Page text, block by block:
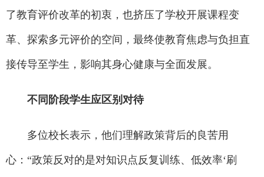
了教育评价改革的初衷，也挤压了学校开展课程变
革、探索多元评价的空间，最终使教育焦虑与负担直
接传导至学生，影响其身心健康与全面发展。
不同阶段学生应区别对待
多位校长表示，他们理解政策背后的良苦用
心：“政策反对的是对知识点反复训练、低效率‘刷